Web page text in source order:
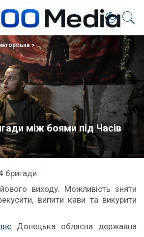
>
між боями під Часів
бригади.
виходу. Можливість зняти
випити кави та викурити
Донецька обласна державна